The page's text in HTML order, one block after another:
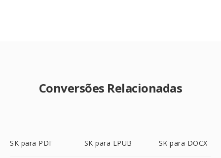
Conversões Relacionadas
SK para PDF SK para EPUB SK para DOCX